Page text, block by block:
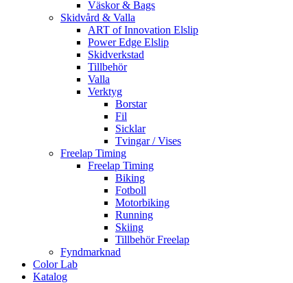
Väskor & Bags
Skidvård & Valla
ART of Innovation Elslip
Power Edge Elslip
Skidverkstad
Tillbehör
Valla
Verktyg
Borstar
Fil
Sicklar
Tvingar / Vises
Freelap Timing
Freelap Timing
Biking
Fotboll
Motorbiking
Running
Skiing
Tillbehör Freelap
Fyndmarknad
Color Lab
Katalog